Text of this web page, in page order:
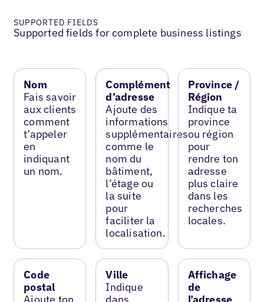
SUPPORTED FIELDS
Supported fields for complete business listings
Nom
Fais savoir
aux clients
comment
t’appeler
en
indiquant
un nom.
Complément
d’adresse
Ajoute des
informations
supplémentaires
comme le
nom du
bâtiment,
l’étage ou
la suite
pour
faciliter la
localisation.
Province /
Région
Indique ta
province
ou région
pour
rendre ton
adresse
plus claire
dans les
recherches
locales.
Code
postal
Ajoute ton
Ville
Indique
dans
Affichage
de
l’adresse